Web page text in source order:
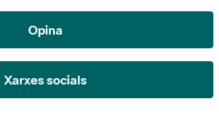
Opina
Xarxes socials